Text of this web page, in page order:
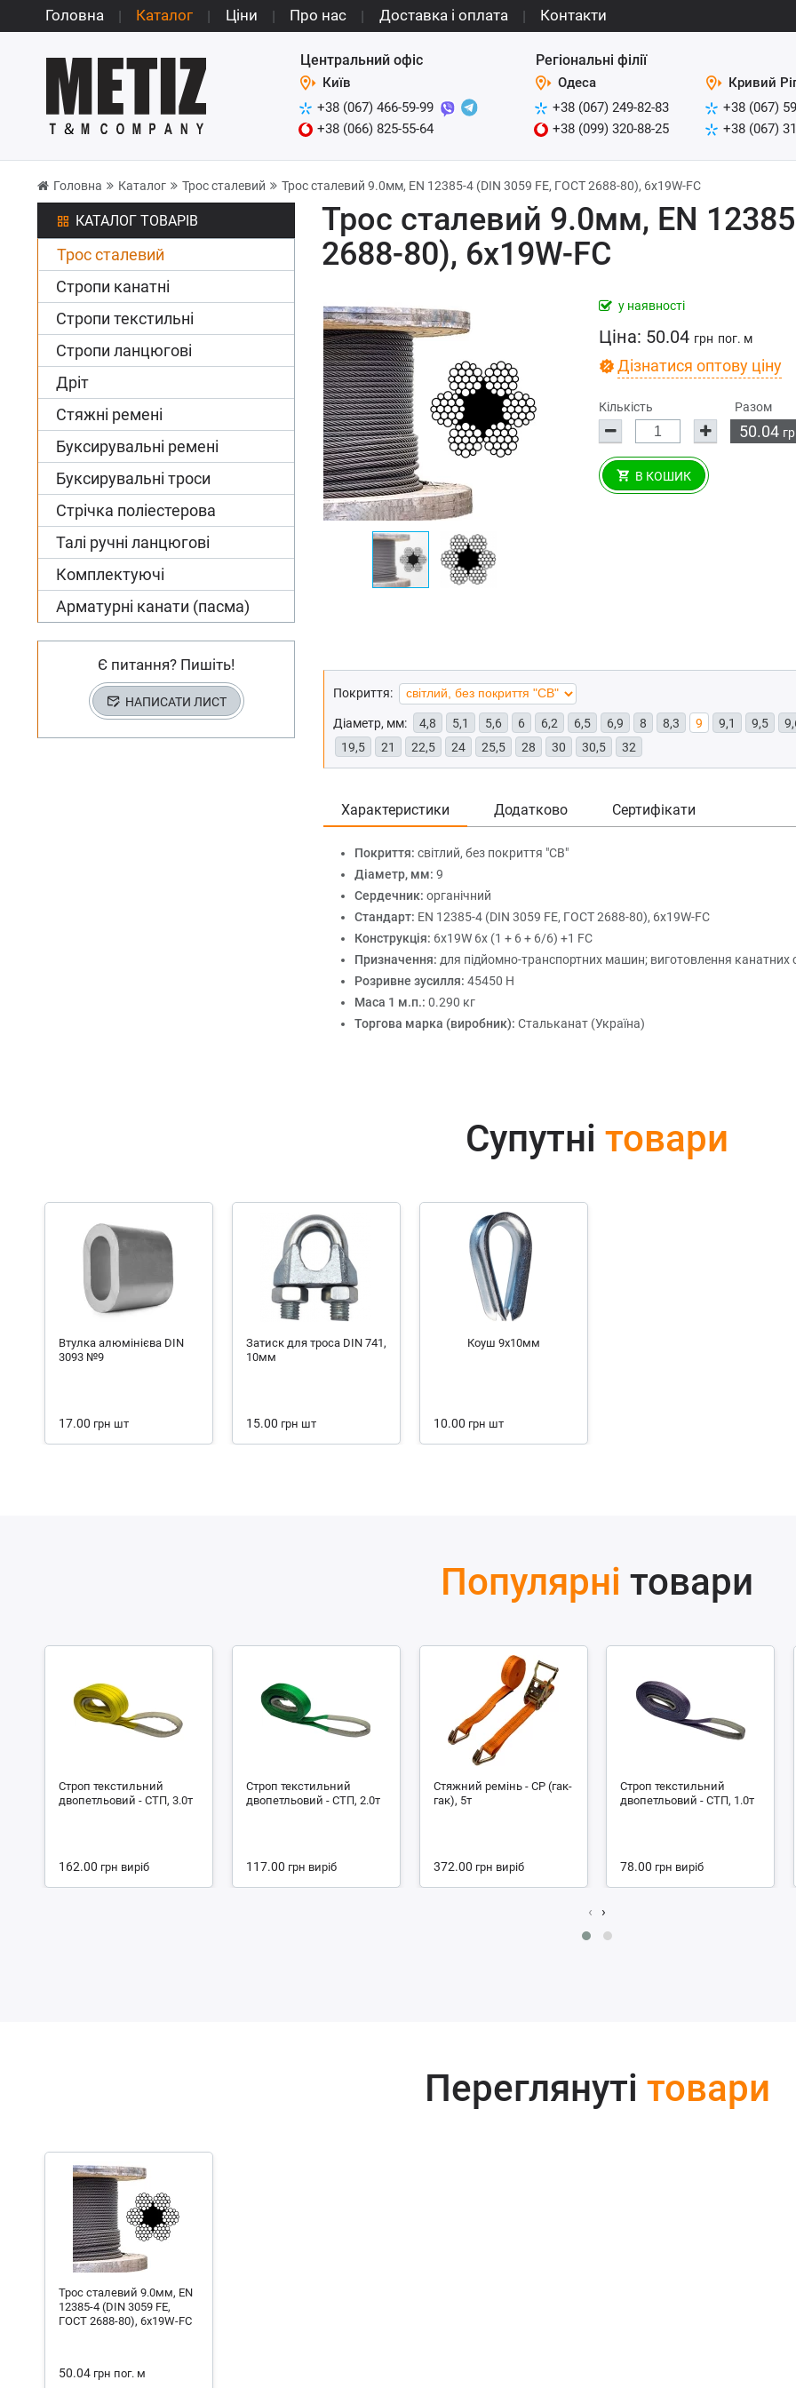
Головна Каталог Ціни Про нас Доставка і оплата Контакти
Центральний офіс
Київ
+38 (067) 466-59-99
+38 (066) 825-55-64
Регіональні філії
Одеса
+38 (067) 249-82-83
+38 (099) 320-88-25
Кривий
+38 (067)
+38 (067)
Головна Каталог Трос сталевий Трос сталевий 9.0мм, EN 12385-4 (DIN 3059 FE, ГОСТ 2688-80), 6x19W-FC
КАТАЛОГ ТОВАРІВ
Трос сталевий
Стропи канатні
Стропи текстильні
Стропи ланцюгові
Дріт
Стяжні ремені
Буксирувальні ремені
Буксирувальні троси
Стрічка поліестерова
Талі ручні ланцюгові
Комплектуючі
Арматурні канати (пасма)
Є питання? Пишіть!
НАПИСАТИ ЛИСТ
Трос сталевий 9.0мм, EN
2688-80), 6x19W-FC
у наявності
Ціна: 50.04 грн пог. м
Дізнатися оптову ціну
Кількість Разом
50.04
В КОШИК
Покриття:
Діаметр, мм: 4,8 5,1 5,6 6 6,2 6,5 6,9 8 8,3 9 9,1 9,5
19,5
21 22,5 24 25,5 28 30 30,5 32
Характеристики Додатково Сертифікати
Покриття: світлий, без покриття "СВ"
Діаметр, мм: 9
Сердечник: органічний
Стандарт: EN 12385-4 (DIN 3059 FE, ГОСТ 2688-80), 6x19W-FC
Конструкція: 6х19W 6x (1 + 6 + 6/6) +1 FC
Призначення: для підйомно-транспортних машин; виготовлення канатних
Розривне зусилля: 45450 Н
Маса 1 м.п.: 0.290 кг
Торгова марка (виробник): Стальканат (Україна)
Супутні товари
Втулка алюмінієва DIN
3093 №9
17.00 грн шт
Затиск для троса DIN 741,
10мм
15.00 грн шт
Коуш 9х10мм
10.00 грн шт
Популярні товари
Строп текстильний
двопетльовий - СТП, 3.0т
162.00 грн виріб
Строп текстильний
двопетльовий - СТП, 2.0т
117.00 грн виріб
Стяжний ремінь - СР (гак-
гак), 5т
372.00 грн виріб
Строп текстильний
двопетльовий - СТП, 1.0т
78.00 грн виріб
‹ ›
Переглянуті товари
Трос сталевий 9.0мм, EN
12385-4 (DIN 3059 FE,
ГОСТ 2688-80), 6x19W-FC
50.04 грн пог. м